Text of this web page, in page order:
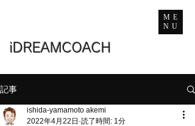
ME
NU
iDREAMCOACH
記事
ishida-yamamoto akemi
2022年4月22日 読了時間: 1分